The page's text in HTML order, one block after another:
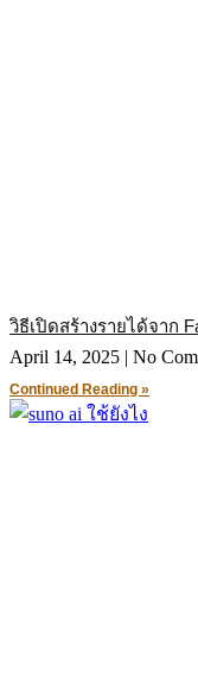
วิธีเปิดสร้างรายได้จาก
April 14, 2025
No
Continued Reading »